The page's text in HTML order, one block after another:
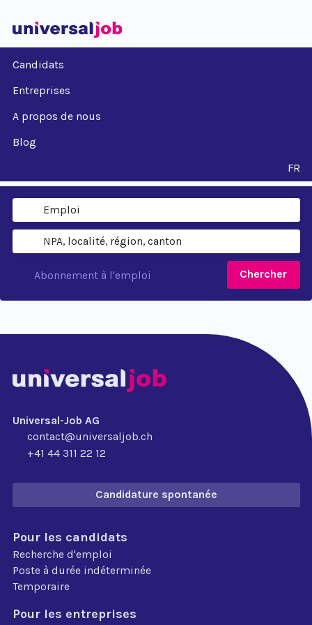
Candidats
Entreprises
A propos de nous
Blog
FR
Chercher
Abonnement à l'emploi
Universal-Job AG
contact@universaljob.ch
+41 44 311 22 12
Candidature spontanée
Pour les candidats
Recherche d'emploi
Poste à durée indéterminée
Temporaire
Pour les entreprises